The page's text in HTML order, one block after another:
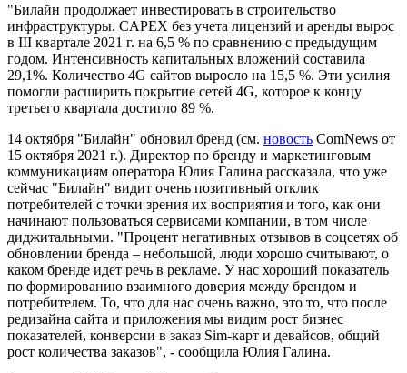
"Билайн продолжает инвестировать в строительство
инфраструктуры. CAPEX без учета лицензий и аренды вырос
в III квартале 2021 г. на 6,5 % по сравнению с предыдущим
годом. Интенсивность капитальных вложений составила
29,1%. Количество 4G сайтов выросло на 15,5 %. Эти усилия
помогли расширить покрытие сетей 4G, которое к концу
третьего квартала достигло 89 %.
14 октября "Билайн" обновил бренд (см. новость ComNews от
15 октября 2021 г.). Директор по бренду и маркетинговым
коммуникациям оператора Юлия Галина рассказала, что уже
сейчас "Билайн" видит очень позитивный отклик
потребителей с точки зрения их восприятия и того, как они
начинают пользоваться сервисами компании, в том числе
диджитальными. "Процент негативных отзывов в соцсетях об
обновлении бренда – небольшой, люди хорошо считывают, о
каком бренде идет речь в рекламе. У нас хороший показатель
по формированию взаимного доверия между брендом и
потребителем. То, что для нас очень важно, это то, что после
редизайна сайта и приложения мы видим рост бизнес
показателей, конверсии в заказ Sim-карт и девайсов, общий
рост количества заказов", - сообщила Юлия Галина.